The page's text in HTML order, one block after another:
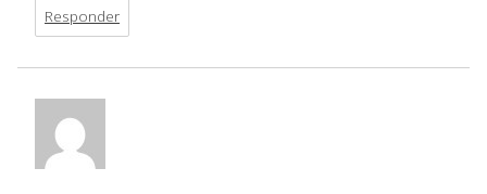
Responder